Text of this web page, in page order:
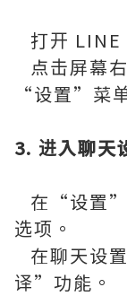
打开 LINE
点击屏幕
“设置”菜
3. 进入聊天
在“设置”
选项。
在聊天设
译”功能。